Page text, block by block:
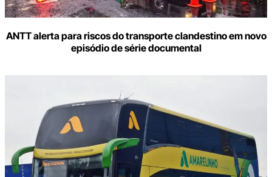
ANTT alerta para riscos do transporte clandestino em novo
episódio de série documental